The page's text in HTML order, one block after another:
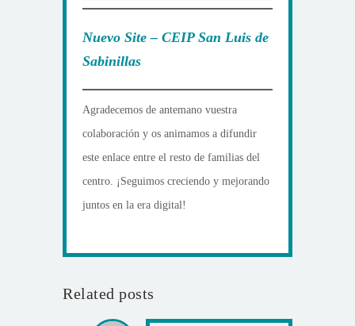
Nuevo Site – CEIP San Luis de
Sabinillas
Agradecemos de antemano vuestra
colaboración y os animamos a difundir
este enlace entre el resto de familias del
centro. ¡Seguimos creciendo y mejorando
juntos en la era digital!
Related posts